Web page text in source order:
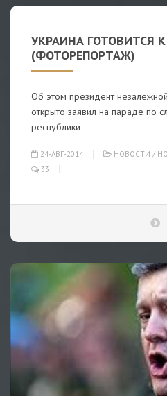
УКРАИНА ГОТОВИТСЯ
(ФОТОРЕПОРТАЖ)
Об этом президент
открыто заявил на параде по
республики
24-АВГ-2014 НОВОСТИ /
33